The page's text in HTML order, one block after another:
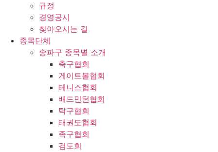
규정
경영공시
찾아오시는 길
종목단체
송파구 종목별 소개
축구협회
게이트볼협회
테니스협회
배드민턴협회
탁구협회
태권도협회
족구협회
검도회